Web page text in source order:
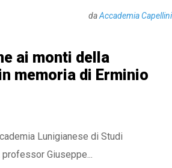
daAccademia Capellini
ai monti della
memoria di Erminio
Lunigianese di Studi
professor Giuseppe...